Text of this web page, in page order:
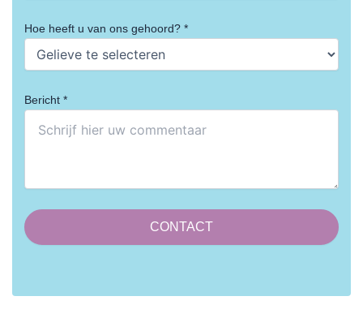
Hoe heeft u van ons gehoord? *
Bericht *